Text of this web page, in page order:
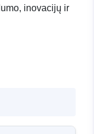
inovacijų ir